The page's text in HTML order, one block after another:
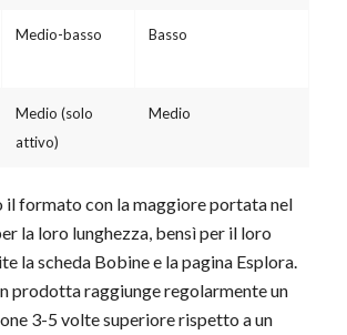
Medio-basso Basso
Medio (solo
attivo)
Medio
il formato con la maggiore portata nel
la loro lunghezza, bensì per il loro
la scheda Bobine e la pagina Esplora.
prodotta raggiunge regolarmente un
3-5 volte superiore rispetto a un